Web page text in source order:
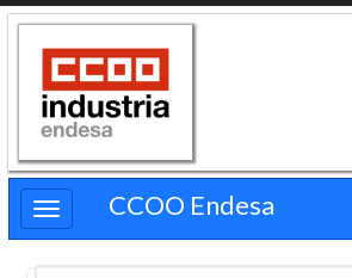
Pasar
contenido
principal
CCOO Endesa